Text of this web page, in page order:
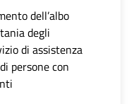
dell’albo
degli
di assistenza
persone con